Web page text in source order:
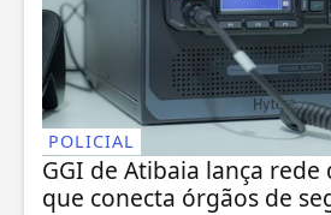
POLICIAL
GGI de Atibaia lança rede
que conecta órgãos de